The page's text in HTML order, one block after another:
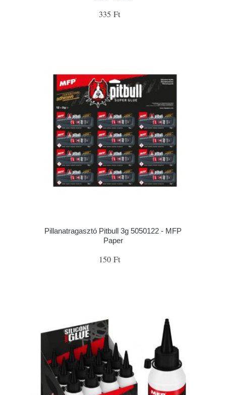
335 Ft
Pillanatragasztó Pitbull 3g 5050122 - MFP
Paper
150 Ft